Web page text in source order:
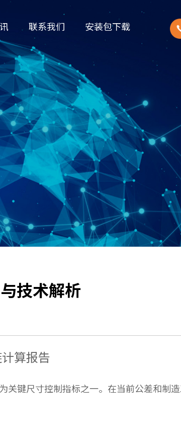
联系我们 安装包下载
技术解析
算报告
关键尺寸控制指标之一。在当前公差和制